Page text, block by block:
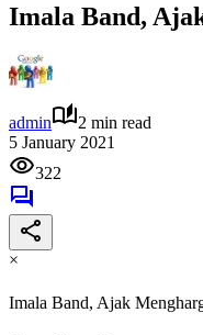
Imala Band,
admin
2 min read
5 January 2021
322
×
Imala Band, Ajak